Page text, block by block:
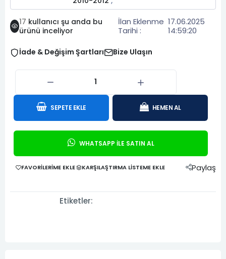
17 kullanıcı şu anda bu
ürünü inceliyor
İlan Eklenme
Tarihi :
17.06.2025
14:59:20
İade & Değişim Şartları Bize Ulaşın
SEPETE EKLE HEMEN AL
WHATSAPP İLE SATIN AL
FAVORILERIME EKLE KARŞILAŞTIRMA LISTEME EKLE Paylaş
Etiketler: